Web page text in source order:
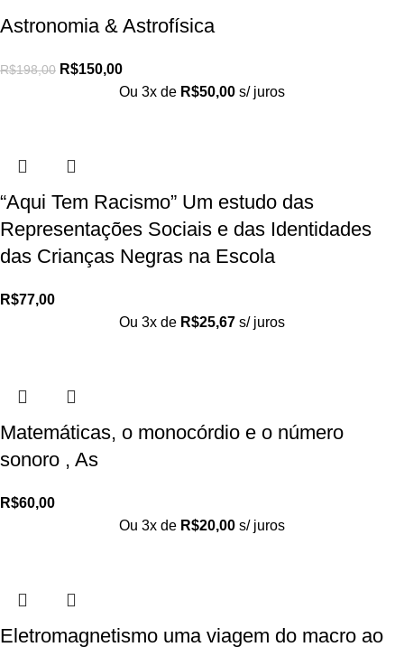
Astronomia & Astrofísica
R$198,00 R$150,00
Ou 3x de R$50,00 s/ juros
“Aqui Tem Racismo” Um estudo das
Representações Sociais e das Identidades
das Crianças Negras na Escola
R$77,00
Ou 3x de R$25,67 s/ juros
Matemáticas, o monocórdio e o número
sonoro , As
R$60,00
Ou 3x de R$20,00 s/ juros
Eletromagnetismo uma viagem do macro ao